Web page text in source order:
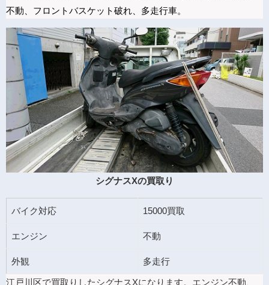
不動、フロントバスケット破れ、多走行車。
シグナスXの買取り
バイク対応 15000買取
エンジン 不動
外観 多走行
江戸川区で買取りしたシグナスXになります。エンジン不動、